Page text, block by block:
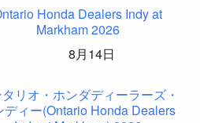
Honda Dealers Indy at
Markham 2026
8月14日
リオ・ホンダディーラーズ・
ディー(Ontario Honda Dealers